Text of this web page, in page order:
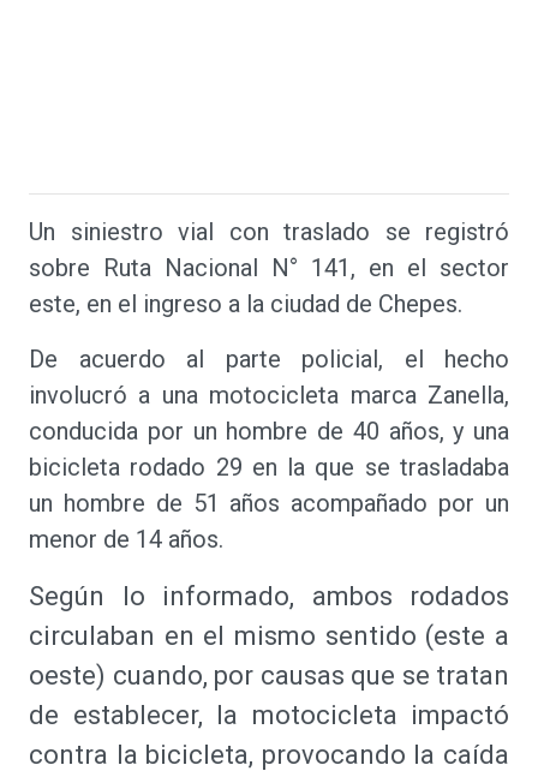
Un siniestro vial con traslado se registró
sobre Ruta Nacional N° 141, en el sector
este, en el ingreso a la ciudad de Chepes.
De acuerdo al parte policial, el hecho
involucró a una motocicleta marca Zanella,
conducida por un hombre de 40 años, y una
bicicleta rodado 29 en la que se trasladaba
un hombre de 51 años acompañado por un
menor de 14 años.
Según lo informado, ambos rodados
circulaban en el mismo sentido (este a
oeste) cuando, por causas que se tratan
de establecer, la motocicleta impactó
contra la bicicleta, provocando la caída